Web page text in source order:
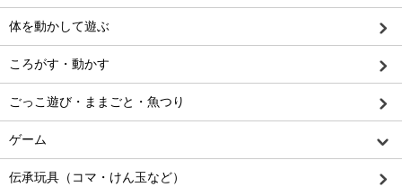
体を動かして遊ぶ
ころがす・動かす
ごっこ遊び・ままごと・魚つり
ゲーム
伝承玩具（コマ・けん玉など）